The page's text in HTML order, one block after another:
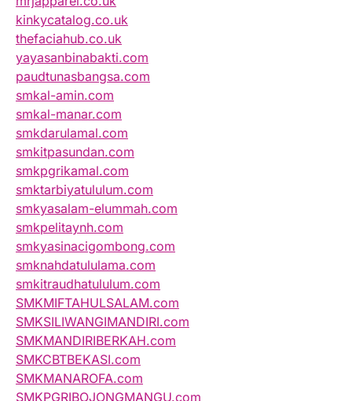
kinkycatalog.co.uk
thefaciahub.co.uk
yayasanbinabakti.com
paudtunasbangsa.com
smkal-amin.com
smkal-manar.com
smkdarulamal.com
smkitpasundan.com
smkpgrikamal.com
smktarbiyatululum.com
smkyasalam-elummah.com
smkpelitaynh.com
smkyasinacigombong.com
smknahdatululama.com
smkitraudhatululum.com
SMKMIFTAHULSALAM.com
SMKSILIWANGIMANDIRI.com
SMKMANDIRIBERKAH.com
SMKCBTBEKASI.com
SMKMANAROFA.com
SMKPGRIBOJONGMANGU.com